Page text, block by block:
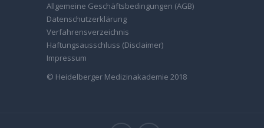
Allgemeine Geschäftsbedingungen (AGB)
Datenschutzerklärung
Verfahrensverzeichnis
Haftungsausschluss (Disclaimer)
Impressum
© Heidelberger Medizinakademie 2018